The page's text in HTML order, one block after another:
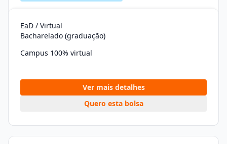
EaD / Virtual
Bacharelado (graduação)
Campus 100% virtual
Ver mais detalhes
Quero esta bolsa